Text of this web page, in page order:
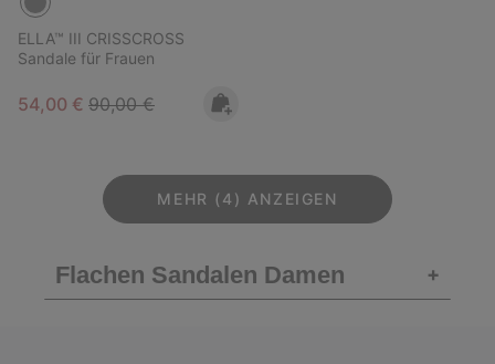
ELLA™ III CRISSCROSS
Sandale für Frauen
Sale price:
54,00 € Regular price:
90,00 €
MEHR (4) ANZEIGEN
Flachen Sandalen Damen +